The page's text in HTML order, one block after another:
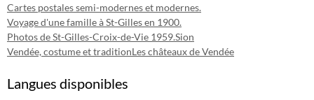
Cartes postales semi-modernes et modernes.
Voyage d'une famille à St-Gilles en 1900.
Photos de St-Gilles-Croix-de-Vie 1959.Sion
Vendée, costume et traditionLes châteaux de Vendée
Langues disponibles